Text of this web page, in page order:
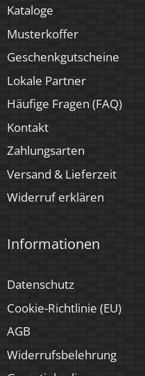
Ja
Kataloge
Musterkoffer
Geschenkgutscheine
Lokale Partner
Häufige Fragen (FAQ)
Kontakt
Zahlungsarten
Versand & Lieferzeit
Widerruf erklären
Informationen
Datenschutz
Cookie-Richtlinie (EU)
AGB
Widerrufsbelehrung